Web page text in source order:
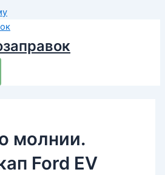
молнии.
Ford EV